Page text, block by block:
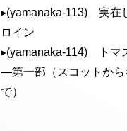
▸(yamanaka-113) 実在
ロイン
▸(yamanaka-114) トマ
—第一部（スコットから
で）